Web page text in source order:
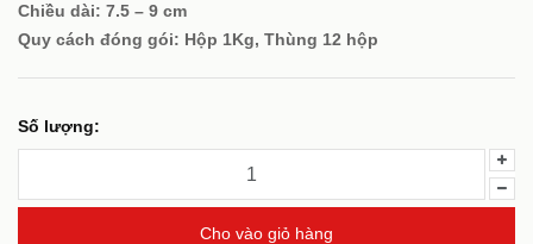
Chiều dài: 7.5 – 9 cm
Quy cách đóng gói: Hộp 1Kg, Thùng 12 hộp
Số lượng:
Cho vào giỏ hàng